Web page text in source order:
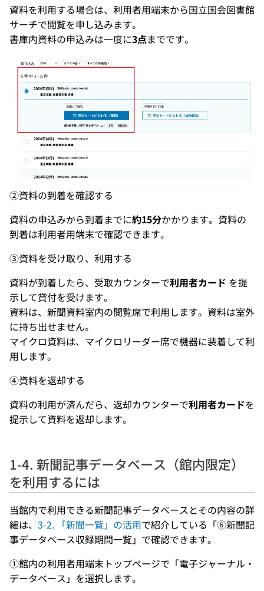
資料を利用する場合は、利用者用端末から国立国会図書館
サーチで閲覧を申し込みます。
書庫内資料の申込みは一度に3点までです。
②資料の到着を確認する
資料の申込みから到着までに約15分かかります。資料の
到着は利用者用端末で確認できます。
③資料を受け取り、利用する
資料が到着したら、受取カウンターで利用者カード を提
示して貸付を受けます。
資料は、新聞資料室内の閲覧席で利用します。資料は室外
に持ち出せません。
マイクロ資料は、マイクロリーダー席で機器に装着して利
用します。
④資料を返却する
資料の利用が済んだら、返却カウンターで利用者カードを
提示して資料を返却します。
1-4. 新聞記事データベース（館内限定）
を利用するには
当館内で利用できる新聞記事データベースとその内容の詳
細は、 3-2. 「新聞一覧」の活用で紹介している「⑥新聞記
事データベース収録期間一覧」で確認できます。
①館内の利用者用端末トップページで「電子ジャーナル・
データベース」を選択します。